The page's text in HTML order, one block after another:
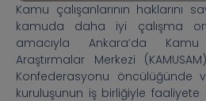
Kamu çalışanlarının haklarını
kamuda daha iyi çalışma
amacıyla Ankara’da Kamu
Araştırmalar Merkezi
Konfederasyonu öncülüğünde
kuruluşunun iş birliğiyle faaliyete